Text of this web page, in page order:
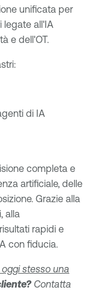
unificata per
legate all'IA
e dell'OT.
di IA
completa e
artificiale, delle
Grazie alla
alla
rapidi e
con fiducia.
oggi stesso una
Contatta